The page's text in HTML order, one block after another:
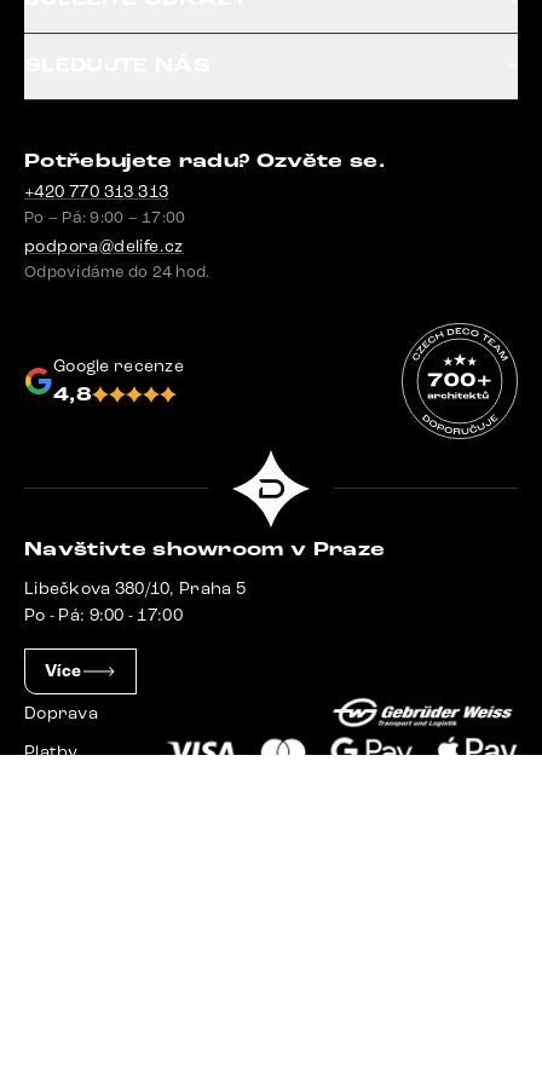
Potřebujete radu? Ozvěte se.
+420 770 313 313
Po – Pá: 9:00 – 17:00
podpora@delife.cz
Odpovídáme do 24 hod.
Google recenze
4,8
Navštivte showroom v Praze
Libečkova 380/10, Praha 5
Po - Pá: 9:00 - 17:00
Více
Doprava
Platby